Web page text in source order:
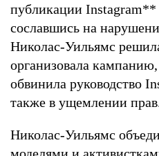
публикации Instagram**
сославшись на
Николас-Уильямс
организовала
обвинила руководство
также в ущемлении
Николас-Уильямс